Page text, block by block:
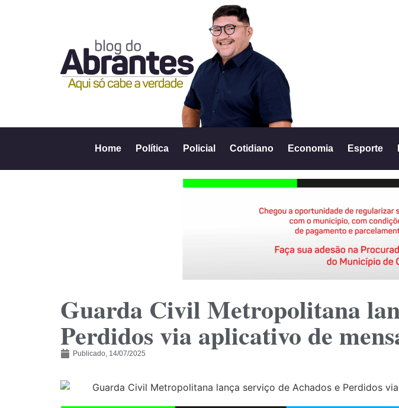
Home Política Policial Cotidiano Economia Esporte
Guarda Civil Metropolitana
Perdidos via aplicativo de
Publicado, 14/07/2025